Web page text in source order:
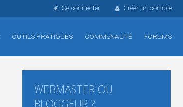
Se connecter Créer un compte
OUTILS PRATIQUES COMMUNAUTÉ FORUMS
WEBMASTER OU
BLOGGEUR ?